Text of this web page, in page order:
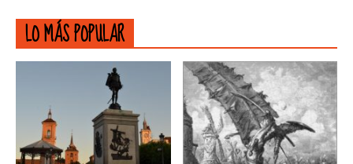
LO MÁS POPULAR